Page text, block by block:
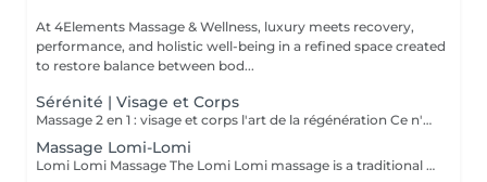
At 4Elements Massage & Wellness, luxury meets recovery,
performance, and holistic well-being in a refined space created
to restore balance between bod...
Sérénité | Visage et Corps
Massage 2 en 1 : visage et corps l'art de la régénération Ce n'est pas simplement un massage. C'est une profonde réinitialisation de tout l'organisme en une seule séance. Pendant que le corps se libère des tensions et de la fatigue, le visage retrouve fraîcheur, tonicité et éclat naturel. Les processus de régénération s'activent, le drainage lymphatique s'améliore, la légèreté revient dans le corps et la clarté dans l'esprit. Un visage raffermi et soigneusement sublimé Un corps détendu, vivant et harmonieux Une sensation de calme qui se ressent de l'intérieur Le choix idéal pour celles et ceux qui souhaitent mieux paraître, ressentir davantage et optimiser leur temps. Une seule séance des résultats visibles et un plaisir profond. Offrez-vous le luxe de prendre soin de vous.
Massage Lomi-Lomi
Lomi Lomi Massage The Lomi Lomi massage is a traditional Hawaiian technique known for its long, flowing, wave-like movements that soothe the body and calm the mind. Using her forearms and rhythmic, continuous motions, Ksenija creates a deep sense of relaxation, helping to release tension, melt stress, and restore emotional balance. It's a gentle, holistic, and extremely comforting experience like being carried by warm ocean waves. Perfect for anyone seeking profound relaxation and inner harmony.